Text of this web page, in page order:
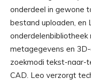
onderdeel in gewone
bestand uploaden, en
metagegevens en
zoekmodi tekst-naar-
CAD. Leo verzorgt